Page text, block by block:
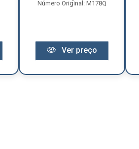
Número Original: M178Q
Ver preço